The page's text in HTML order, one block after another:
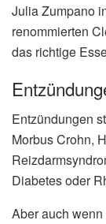
Julia Zumpano
renommierten
das richtige
Entzündungen
Morbus Crohn,
Diabetes oder
Aber auch